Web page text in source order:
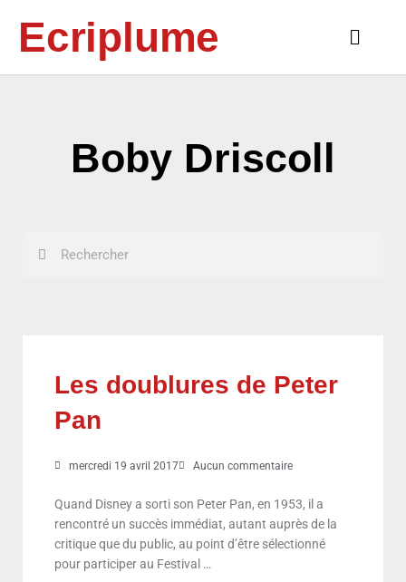
contenuEcriplume
Main
Boby Driscoll
Les doublures de Peter
Pan
mercredi 19 avril 2017 Aucun commentaire
Quand Disney a sorti son Peter Pan, en 1953, il a
rencontré un succès immédiat, autant auprès de la
critique que du public, au point d’être sélectionné
pour participer au Festival …